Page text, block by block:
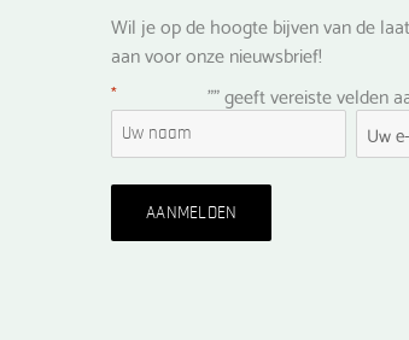
Wil je op de hoogte bijven van de
aan voor onze nieuwsbrief!
"
* " geeft vereiste velden